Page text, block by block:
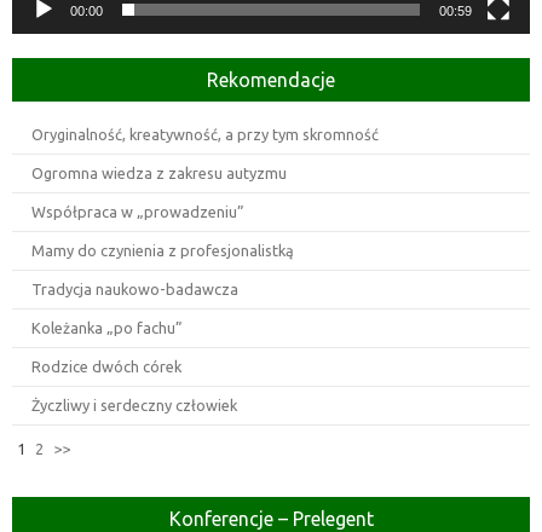
00:00 00:59
Rekomendacje
Oryginalność, kreatywność, a przy tym skromność
Ogromna wiedza z zakresu autyzmu
Współpraca w „prowadzeniu”
Mamy do czynienia z profesjonalistką
Tradycja naukowo-badawcza
Koleżanka „po fachu”
Rodzice dwóch córek
Życzliwy i serdeczny człowiek
1 2 >>
Konferencje – Prelegent